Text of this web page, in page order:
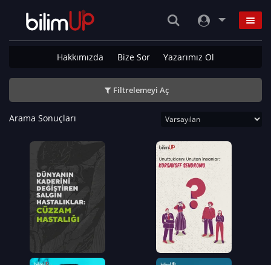
Hakkımızda Bize Sor Yazarımız Ol
Filtrelemeyi Aç
Arama Sonuçları